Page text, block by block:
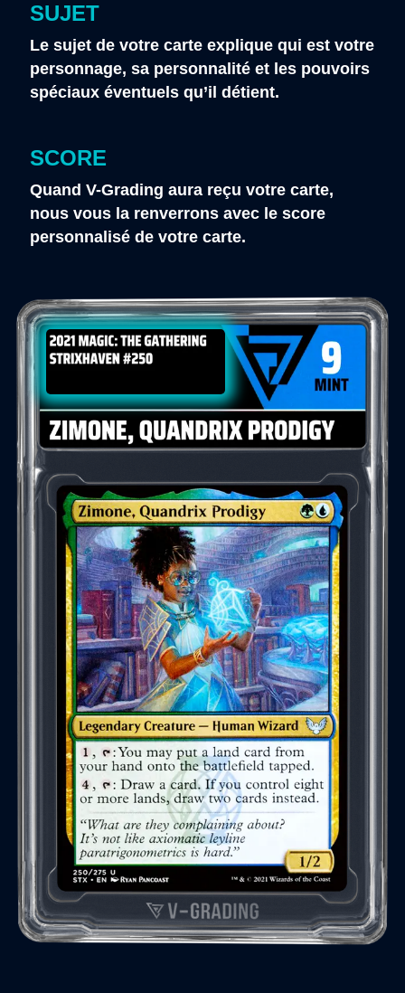
SUJET
Le sujet de votre carte explique qui est votre
personnage, sa personnalité et les pouvoirs
spéciaux éventuels qu’il détient.
SCORE
Quand V-Grading aura reçu votre carte,
nous vous la renverrons avec le score
personnalisé de votre carte.